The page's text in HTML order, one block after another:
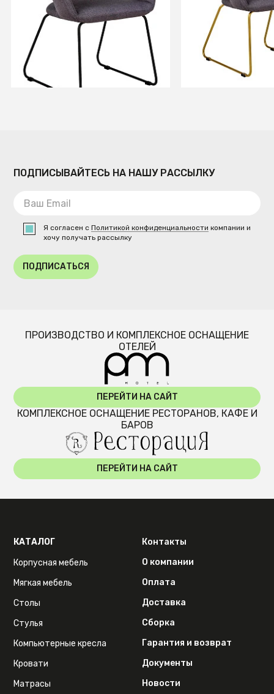
В КОРЗИНУ
ПОДПИСЫВАЙТЕСЬ НА НАШУ РАССЫЛКУ
Я согласен сПолитикой конфиденциальности компании и
хочу получать рассылку
ПОДПИСАТЬСЯ
ПРОИЗВОДСТВО И КОМПЛЕКСНОЕ ОСНАЩЕНИЕ
ОТЕЛЕЙ
ПЕРЕЙТИ НА САЙТ
КОМПЛЕКСНОЕ ОСНАЩЕНИЕ РЕСТОРАНОВ, КАФЕ И
БАРОВ
ПЕРЕЙТИ НА САЙТ
КАТАЛОГ
Корпусная мебель
Мягкая мебель
Столы
Стулья
Компьютерные кресла
Кровати
Матрасы
Контакты
О компании
Оплата
Доставка
Сборка
Гарантия и возврат
Документы
Новости